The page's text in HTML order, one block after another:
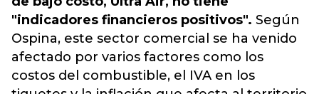
"indicadores financieros positivos". Según
Ospina, este sector comercial se ha venido
afectado por varios factores como los
costos del combustible, el IVA en los